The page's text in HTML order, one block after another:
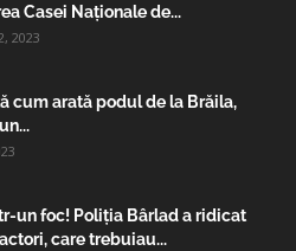
Casei Naționale de...
2023
cum arată podul de la Brăila,
un foc! Poliția Bârlad a ridicat
care trebuiau...